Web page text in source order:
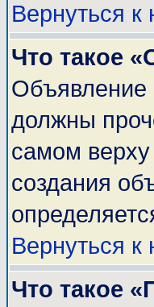
Вернуться к
Что такое
Объявление
должны
самом
создания
Вернуться к
Что такое